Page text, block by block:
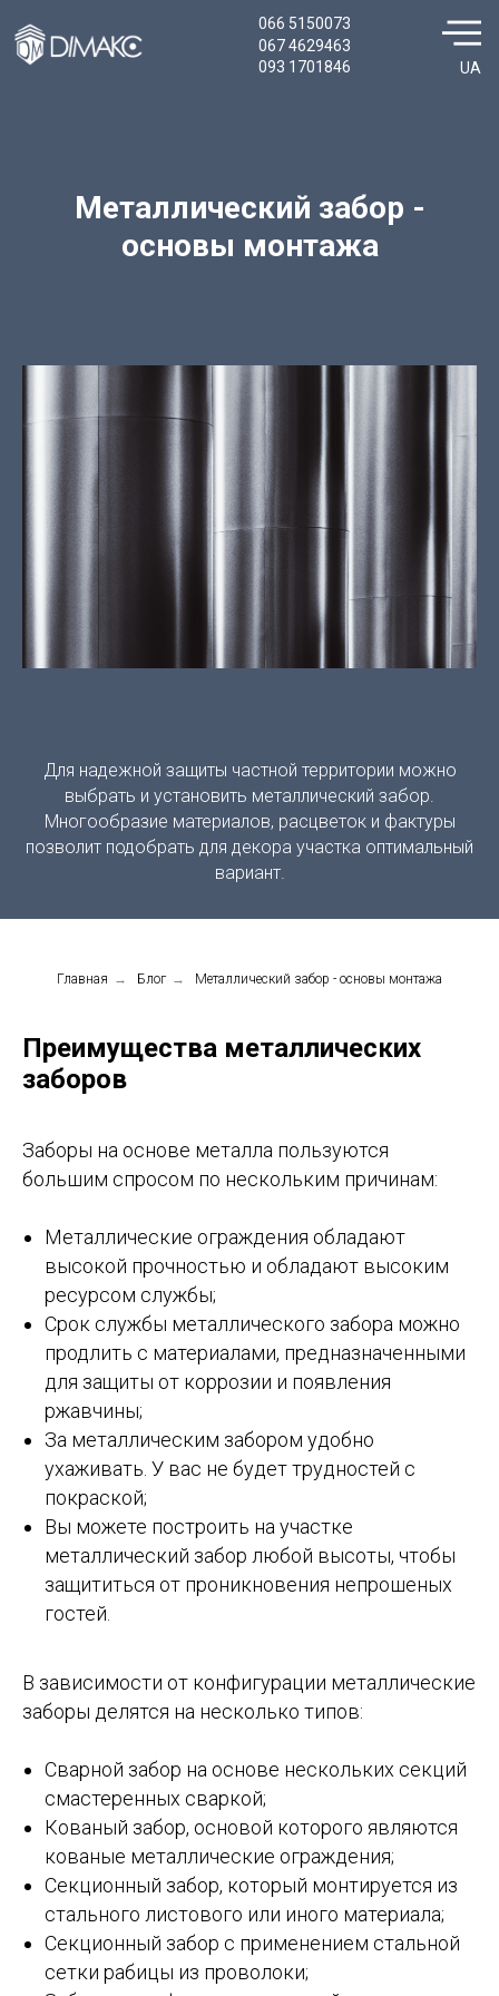
066 5150073
093 1701846 UA
067 4629463
Металлический забор -
основы монтажа
Для надежной защиты частной территории можно
выбрать и установить металлический забор.
Многообразие материалов, расцветок и фактуры
позволит подобрать для декора участка оптимальный
вариант.
Главная → Блог → Металлический забор - основы монтажа
Преимущества металлических
заборов
Заборы на основе металла пользуются
большим спросом по нескольким причинам:
Металлические ограждения обладают
высокой прочностью и обладают высоким
ресурсом службы;
Срок службы металлического забора можно
продлить с материалами, предназначенными
для защиты от коррозии и появления
ржавчины;
За металлическим забором удобно
ухаживать. У вас не будет трудностей с
покраской;
Вы можете построить на участке
металлический забор любой высоты, чтобы
защититься от проникновения непрошеных
гостей.
В зависимости от конфигурации металлические
заборы делятся на несколько типов:
Сварной забор на основе нескольких секций
смастеренных сваркой;
Кованый забор, основой которого являются
кованые металлические ограждения;
Секционный забор, который монтируется из
стального листового или иного материала;
Секционный забор с применением стальной
сетки рабицы из проволоки;